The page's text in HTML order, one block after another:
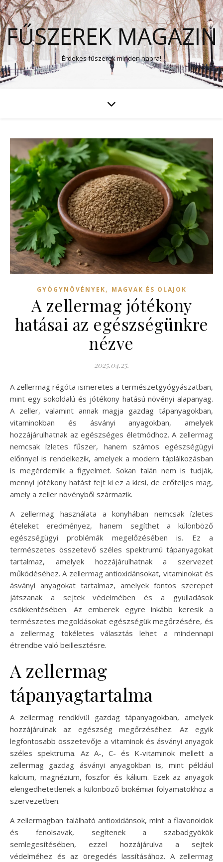
FŰSZEREK MAGAZIN
Érdekes fűszerek minden napra!
GYÓGYNÖVÉNYEK, MAGVAK ÉS OLAJOK
A zellermag jótékony
hatásai az egészségünkre
nézve
2025.04.25.
A zellermag régóta ismeretes a természetgyógyászatban,
mint egy sokoldalú és jótékony hatású növényi alapanyag.
A zeller, valamint annak magja gazdag tápanyagokban,
vitaminokban és ásványi anyagokban, amelyek
hozzájárulhatnak az egészséges életmódhoz. A zellermag
nemcsak ízletes fűszer, hanem számos egészségügyi
előnnyel is rendelkezik, amelyek a modern táplálkozásban
is megérdemlik a figyelmet. Sokan talán nem is tudják,
mennyi jótékony hatást fejt ki ez a kicsi, de erőteljes mag,
amely a zeller növényből származik.
A zellermag használata a konyhában nemcsak ízletes
ételeket eredményez, hanem segíthet a különböző
egészségügyi problémák megelőzésében is. Ez a
természetes összetevő széles spektrumú tápanyagokat
tartalmaz, amelyek hozzájárulhatnak a szervezet
működéséhez. A zellermag antioxidánsokat, vitaminokat és
ásványi anyagokat tartalmaz, amelyek fontos szerepet
játszanak a sejtek védelmében és a gyulladások
csökkentésében. Az emberek egyre inkább keresik a
természetes megoldásokat egészségük megőrzésére, és
a zellermag tökéletes választás lehet a mindennapi
étrendbe való beillesztésre.
A zellermag
tápanyagtartalma
A zellermag rendkívül gazdag tápanyagokban, amelyek
hozzájárulnak az egészség megőrzéséhez. Az egyik
legfontosabb összetevője a vitaminok és ásványi anyagok
széles spektruma. Az A-, C- és K-vitaminok mellett a
zellermag gazdag ásványi anyagokban is, mint például
kalcium, magnézium, foszfor és kálium. Ezek az anyagok
elengedhetetlenek a különböző biokémiai folyamatokhoz a
szervezetben.
A zellermagban található antioxidánsok, mint a flavonoidok
és fenolsavak, segítenek a szabadgyökök
semlegesítésében, ezzel hozzájárulva a sejtek
védelméhez és az öregedés lassításához. A zellermag